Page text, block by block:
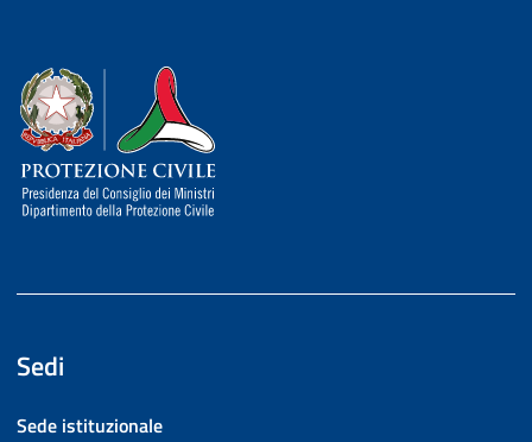
Dipartimento della Protezione Civile
Sedi
Sede istituzionale